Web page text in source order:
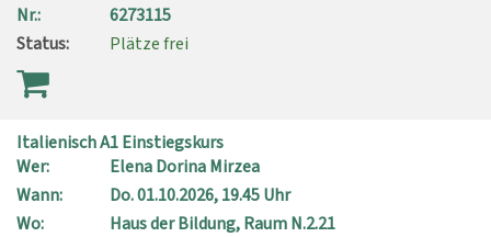
Nr.:
6273115
Status:
Plätze frei
Italienisch A1 Einstiegskurs
Wer:
Elena Dorina Mirzea
Wann:
Do.01.10.2026, 19.45 Uhr
Wo:
Haus der Bildung, Raum N.2.21